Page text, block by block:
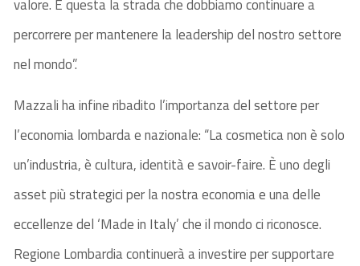
valore. È questa la strada che dobbiamo continuare a
percorrere per mantenere la leadership del nostro settore
nel mondo”.
Mazzali ha infine ribadito l’importanza del settore per
l’economia lombarda e nazionale: “La cosmetica non è solo
un’industria, è cultura, identità e savoir-faire. È uno degli
asset più strategici per la nostra economia e una delle
eccellenze del ‘Made in Italy’ che il mondo ci riconosce.
Regione Lombardia continuerà a investire per supportare